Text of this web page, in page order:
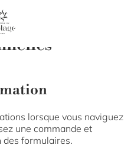
et données
lorsque vous naviguez
une commande et
des formulaires.